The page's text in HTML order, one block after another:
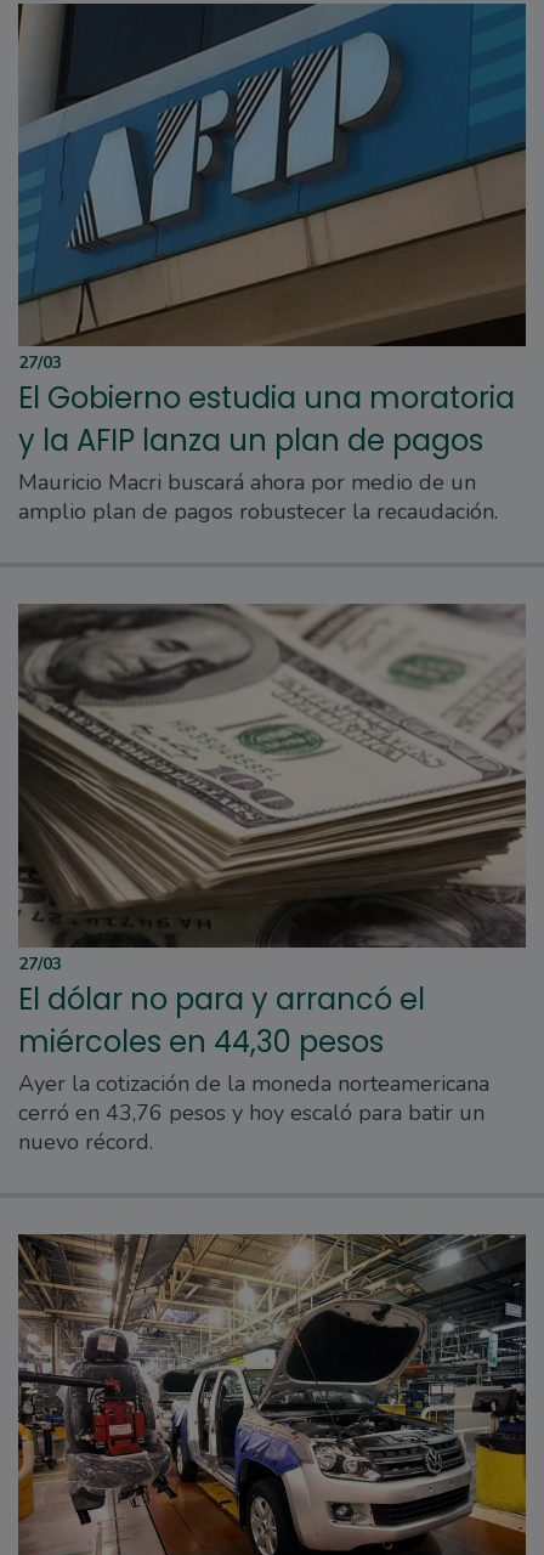
27/03
El Gobierno estudia una moratoria
y la AFIP lanza un plan de pagos
Mauricio Macri buscará ahora por medio de un
amplio plan de pagos robustecer la recaudación.
27/03
El dólar no para y arrancó el
miércoles en 44,30 pesos
Ayer la cotización de la moneda norteamericana
cerró en 43,76 pesos y hoy escaló para batir un
nuevo récord.